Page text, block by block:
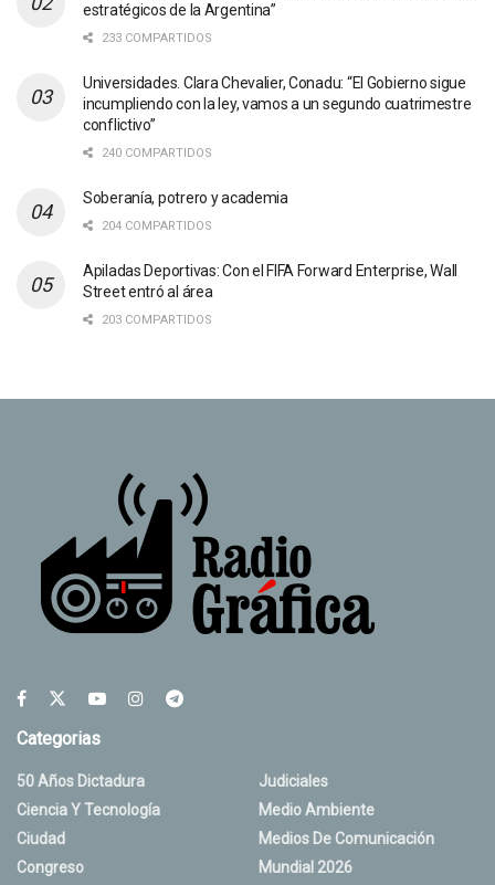
estratégicos de la Argentina”
233 COMPARTIDOS
Universidades. Clara Chevalier, Conadu: “El Gobierno sigue
incumpliendo con la ley, vamos a un segundo cuatrimestre
conflictivo”
240 COMPARTIDOS
Soberanía, potrero y academia
204 COMPARTIDOS
Apiladas Deportivas: Con el FIFA Forward Enterprise, Wall
Street entró al área
203 COMPARTIDOS
Categorias
50 Años Dictadura
Ciencia Y Tecnología
Ciudad
Congreso
Judiciales
Medio Ambiente
Medios De Comunicación
Mundial 2026